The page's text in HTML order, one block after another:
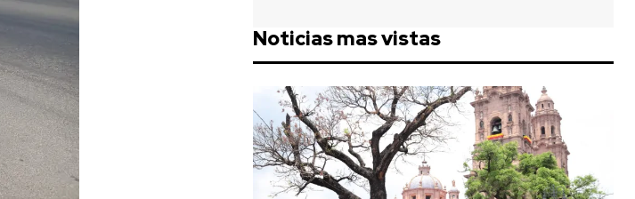
Noticias mas vistas